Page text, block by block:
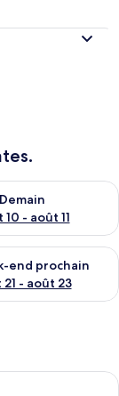
10
Demain
10 - août 11
pour
14 - août 16
end prochain
- août 23
pour